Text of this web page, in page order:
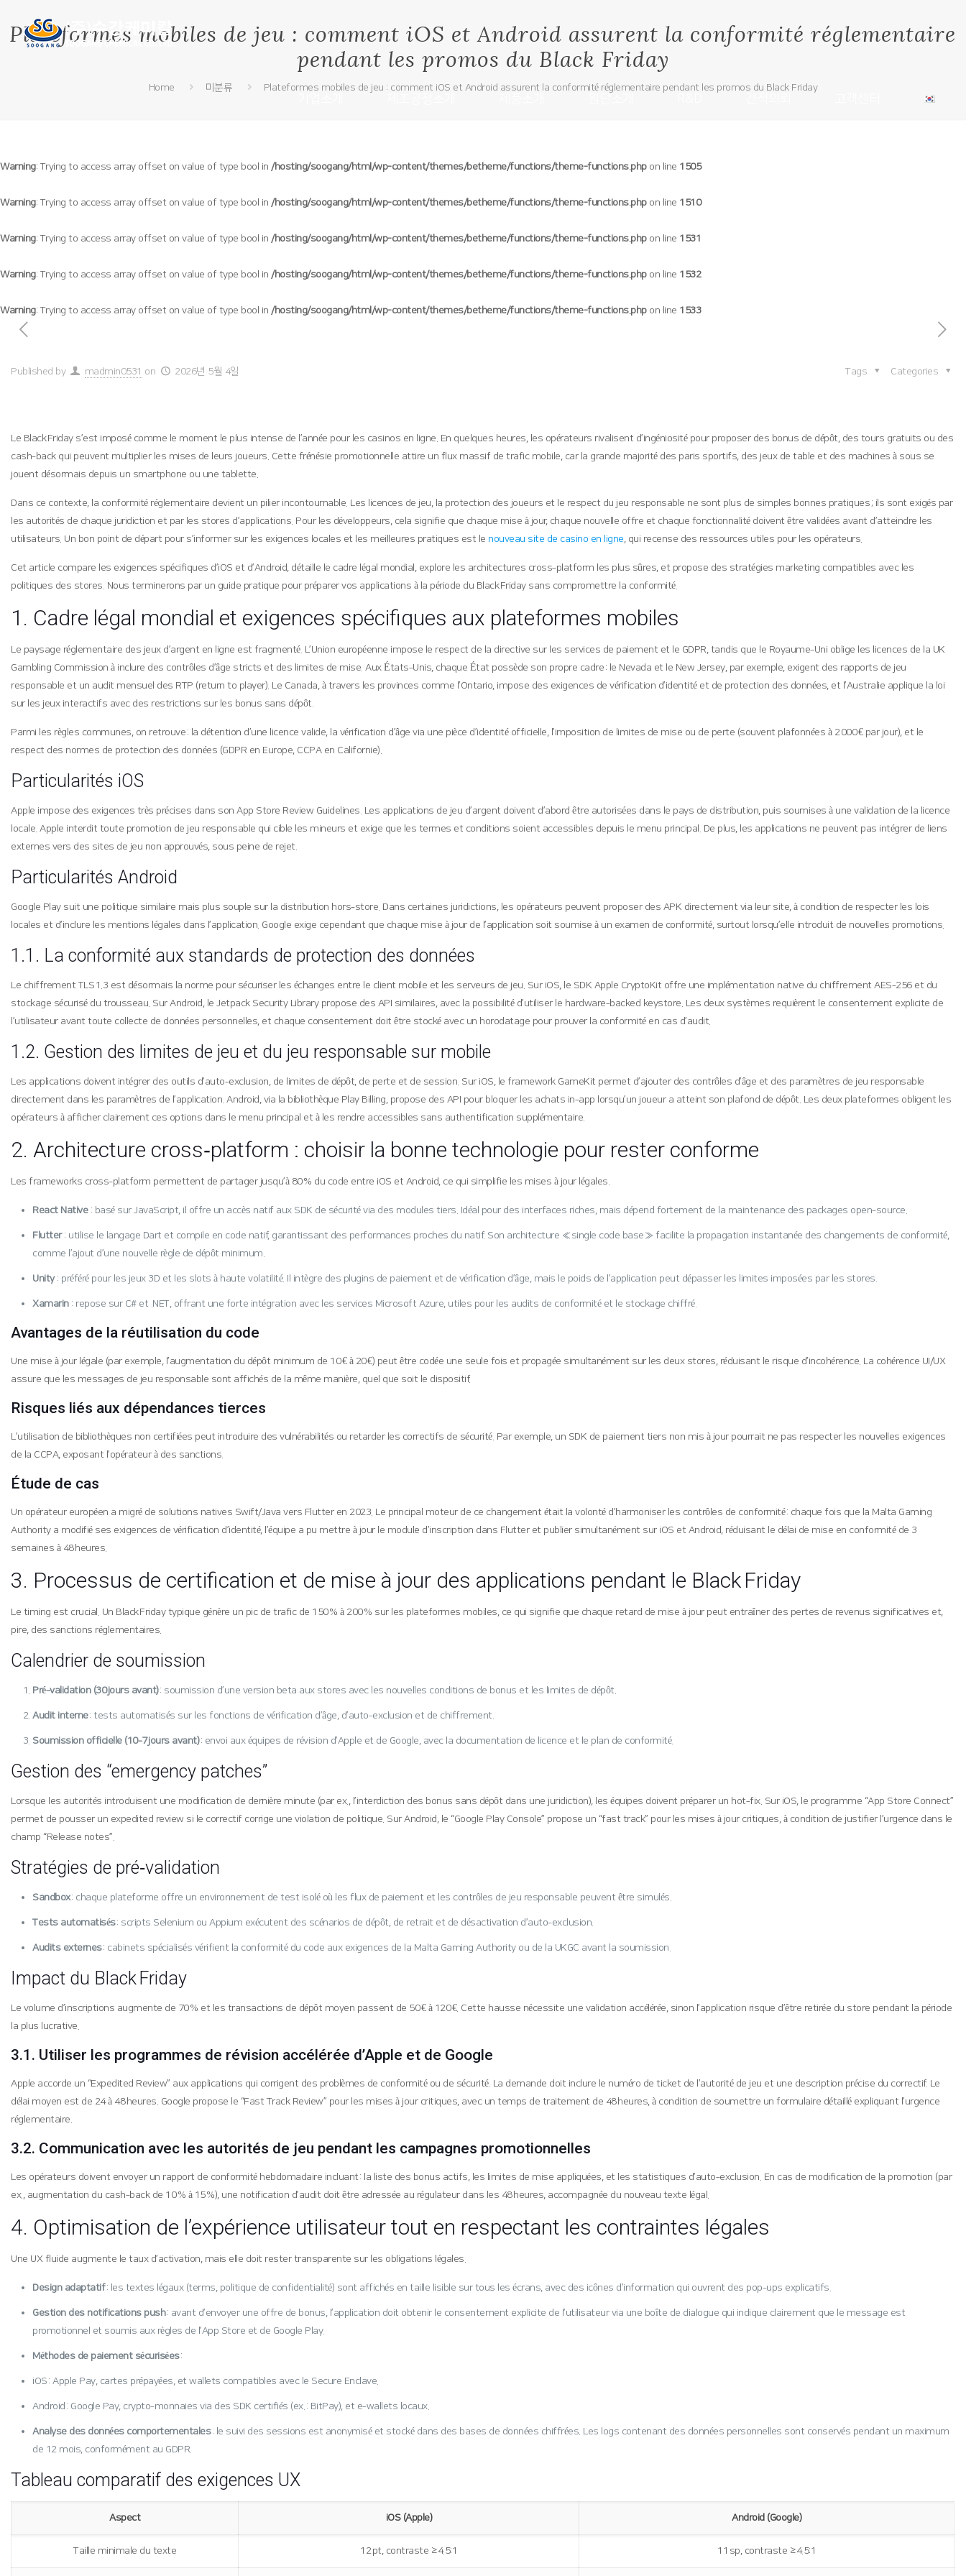
Plateformes mobiles de jeu : comment iOS et Android assurent la conformité réglementaire
pendant les promos du Black Friday
Home 미분류 Plateformes mobiles de jeu : comment iOS et Android assurent la conformité réglementaire pendant les promos du Black Friday
Warning: Trying to access array offset on value of type bool in /hosting/soogang/html/wp-content/themes/betheme/functions/theme-functions.phpon line 1505
Warning: Trying to access array offset on value of type bool in /hosting/soogang/html/wp-content/themes/betheme/functions/theme-functions.phpon line 1510
Warning: Trying to access array offset on value of type bool in /hosting/soogang/html/wp-content/themes/betheme/functions/theme-functions.phpon line 1531
Warning: Trying to access array offset on value of type bool in /hosting/soogang/html/wp-content/themes/betheme/functions/theme-functions.phpon line 1532
Warning: Trying to access array offset on value of type bool in /hosting/soogang/html/wp-content/themes/betheme/functions/theme-functions.phpon line 1533
Published by madmin0531 on 2026년 5월 4일 Categories
Tags
Le Black Friday s’est imposé comme le moment le plus intense de l’année pour les casinos en ligne. En quelques heures, les opérateurs rivalisent d’ingéniosité pour proposer des bonus de dépôt, des tours gratuits ou des
cash‑back qui peuvent multiplier les mises de leurs joueurs. Cette frénésie promotionnelle attire un flux massif de trafic mobile, car la grande majorité des paris sportifs, des jeux de table et des machines à sous se
jouent désormais depuis un smartphone ou une tablette.
Dans ce contexte, la conformité réglementaire devient un pilier incontournable. Les licences de jeu, la protection des joueurs et le respect du jeu responsable ne sont plus de simples bonnes pratiques ; ils sont exigés par
les autorités de chaque juridiction et par les stores d’applications. Pour les développeurs, cela signifie que chaque mise à jour, chaque nouvelle offre et chaque fonctionnalité doivent être validées avant d’atteindre les
utilisateurs. Un bon point de départ pour s’informer sur les exigences locales et les meilleures pratiques est le nouveau site de casino en ligne, qui recense des ressources utiles pour les opérateurs.
Cet article compare les exigences spécifiques d’iOS et d’Android, détaille le cadre légal mondial, explore les architectures cross‑platform les plus sûres, et propose des stratégies marketing compatibles avec les
politiques des stores. Nous terminerons par un guide pratique pour préparer vos applications à la période du Black Friday sans compromettre la conformité.
1. Cadre légal mondial et exigences spécifiques aux plateformes mobiles
Le paysage réglementaire des jeux d’argent en ligne est fragmenté. L’Union européenne impose le respect de la directive sur les services de paiement et le GDPR, tandis que le Royaume‑Uni oblige les licences de la UK
Gambling Commission à inclure des contrôles d’âge stricts et des limites de mise. Aux États‑Unis, chaque État possède son propre cadre : le Nevada et le New Jersey, par exemple, exigent des rapports de jeu
responsable et un audit mensuel des RTP (return to player). Le Canada, à travers les provinces comme l’Ontario, impose des exigences de vérification d’identité et de protection des données, et l’Australie applique la loi
sur les jeux interactifs avec des restrictions sur les bonus sans dépôt.
Parmi les règles communes, on retrouve : la détention d’une licence valide, la vérification d’âge via une pièce d’identité officielle, l’imposition de limites de mise ou de perte (souvent plafonnées à 2 000 € par jour), et le
respect des normes de protection des données (GDPR en Europe, CCPA en Californie).
Particularités iOS
Apple impose des exigences très précises dans son App Store Review Guidelines. Les applications de jeu d’argent doivent d’abord être autorisées dans le pays de distribution, puis soumises à une validation de la licence
locale. Apple interdit toute promotion de jeu responsable qui cible les mineurs et exige que les termes et conditions soient accessibles depuis le menu principal. De plus, les applications ne peuvent pas intégrer de liens
externes vers des sites de jeu non approuvés, sous peine de rejet.
Particularités Android
Google Play suit une politique similaire mais plus souple sur la distribution hors‑store. Dans certaines juridictions, les opérateurs peuvent proposer des APK directement via leur site, à condition de respecter les lois
locales et d’inclure les mentions légales dans l’application. Google exige cependant que chaque mise à jour de l’application soit soumise à un examen de conformité, surtout lorsqu’elle introduit de nouvelles promotions.
1.1. La conformité aux standards de protection des données
Le chiffrement TLS 1.3 est désormais la norme pour sécuriser les échanges entre le client mobile et les serveurs de jeu. Sur iOS, le SDK Apple CryptoKit offre une implémentation native du chiffrement AES‑256 et du
stockage sécurisé du trousseau. Sur Android, le Jetpack Security Library propose des API similaires, avec la possibilité d’utiliser le hardware‑backed keystore. Les deux systèmes requièrent le consentement explicite de
l’utilisateur avant toute collecte de données personnelles, et chaque consentement doit être stocké avec un horodatage pour prouver la conformité en cas d’audit.
1.2. Gestion des limites de jeu et du jeu responsable sur mobile
Les applications doivent intégrer des outils d’auto‑exclusion, de limites de dépôt, de perte et de session. Sur iOS, le framework GameKit permet d’ajouter des contrôles d’âge et des paramètres de jeu responsable
directement dans les paramètres de l’application. Android, via la bibliothèque Play Billing, propose des API pour bloquer les achats in‑app lorsqu’un joueur a atteint son plafond de dépôt. Les deux plateformes obligent les
opérateurs à afficher clairement ces options dans le menu principal et à les rendre accessibles sans authentification supplémentaire.
2. Architecture cross‑platform : choisir la bonne technologie pour rester conforme
Les frameworks cross‑platform permettent de partager jusqu’à 80 % du code entre iOS et Android, ce qui simplifie les mises à jour légales.
React Native: basé sur JavaScript, il offre un accès natif aux SDK de sécurité via des modules tiers. Idéal pour des interfaces riches, mais dépend fortement de la maintenance des packages open‑source.
Flutter: utilise le langage Dart et compile en code natif, garantissant des performances proches du natif. Son architecture « single code base » facilite la propagation instantanée des changements de conformité,
comme l’ajout d’une nouvelle règle de dépôt minimum.
Unity: préféré pour les jeux 3D et les slots à haute volatilité. Il intègre des plugins de paiement et de vérification d’âge, mais le poids de l’application peut dépasser les limites imposées par les stores.
Xamarin: repose sur C# et .NET, offrant une forte intégration avec les services Microsoft Azure, utiles pour les audits de conformité et le stockage chiffré.
Avantages de la réutilisation du code
Une mise à jour légale (par exemple, l’augmentation du dépôt minimum de 10 € à 20 €) peut être codée une seule fois et propagée simultanément sur les deux stores, réduisant le risque d’incohérence. La cohérence UI/UX
assure que les messages de jeu responsable sont affichés de la même manière, quel que soit le dispositif.
Risques liés aux dépendances tierces
L’utilisation de bibliothèques non certifiées peut introduire des vulnérabilités ou retarder les correctifs de sécurité. Par exemple, un SDK de paiement tiers non mis à jour pourrait ne pas respecter les nouvelles exigences
de la CCPA, exposant l’opérateur à des sanctions.
Étude de cas
Un opérateur européen a migré de solutions natives Swift/Java vers Flutter en 2023. Le principal moteur de ce changement était la volonté d’harmoniser les contrôles de conformité : chaque fois que la Malta Gaming
Authority a modifié ses exigences de vérification d’identité, l’équipe a pu mettre à jour le module d’inscription dans Flutter et publier simultanément sur iOS et Android, réduisant le délai de mise en conformité de 3
semaines à 48 heures.
3. Processus de certification et de mise à jour des applications pendant le Black Friday
Le timing est crucial. Un Black Friday typique génère un pic de trafic de 150 % à 200 % sur les plateformes mobiles, ce qui signifie que chaque retard de mise à jour peut entraîner des pertes de revenus significatives et,
pire, des sanctions réglementaires.
Calendrier de soumission
Pré‑validation (30 jours avant): soumission d’une version beta aux stores avec les nouvelles conditions de bonus et les limites de dépôt.
Audit interne: tests automatisés sur les fonctions de vérification d’âge, d’auto‑exclusion et de chiffrement.
Soumission officielle (10‑7 jours avant): envoi aux équipes de révision d’Apple et de Google, avec la documentation de licence et le plan de conformité.
Gestion des “emergency patches”
Lorsque les autorités introduisent une modification de dernière minute (par ex., l’interdiction des bonus sans dépôt dans une juridiction), les équipes doivent préparer un hot‑fix. Sur iOS, le programme “App Store Connect”
permet de pousser un expedited review si le correctif corrige une violation de politique. Sur Android, le “Google Play Console” propose un “fast track” pour les mises à jour critiques, à condition de justifier l’urgence dans le
champ “Release notes”.
Stratégies de pré‑validation
Sandbox: chaque plateforme offre un environnement de test isolé où les flux de paiement et les contrôles de jeu responsable peuvent être simulés.
Tests automatisés: scripts Selenium ou Appium exécutent des scénarios de dépôt, de retrait et de désactivation d’auto‑exclusion.
Audits externes: cabinets spécialisés vérifient la conformité du code aux exigences de la Malta Gaming Authority ou de la UKGC avant la soumission.
Impact du Black Friday
Le volume d’inscriptions augmente de 70 % et les transactions de dépôt moyen passent de 50 € à 120 €. Cette hausse nécessite une validation accélérée, sinon l’application risque d’être retirée du store pendant la période
la plus lucrative.
3.1. Utiliser les programmes de révision accélérée d’Apple et de Google
Apple accorde un “Expedited Review” aux applications qui corrigent des problèmes de conformité ou de sécurité. La demande doit inclure le numéro de ticket de l’autorité de jeu et une description précise du correctif. Le
délai moyen est de 24 à 48 heures. Google propose le “Fast Track Review” pour les mises à jour critiques, avec un temps de traitement de 48 heures, à condition de soumettre un formulaire détaillé expliquant l’urgence
réglementaire.
3.2. Communication avec les autorités de jeu pendant les campagnes promotionnelles
Les opérateurs doivent envoyer un rapport de conformité hebdomadaire incluant : la liste des bonus actifs, les limites de mise appliquées, et les statistiques d’auto‑exclusion. En cas de modification de la promotion (par
ex., augmentation du cash‑back de 10 % à 15 %), une notification d’audit doit être adressée au régulateur dans les 48 heures, accompagnée du nouveau texte légal.
4. Optimisation de l’expérience utilisateur tout en respectant les contraintes légales
Une UX fluide augmente le taux d’activation, mais elle doit rester transparente sur les obligations légales.
Design adaptatif: les textes légaux (terms, politique de confidentialité) sont affichés en taille lisible sur tous les écrans, avec des icônes d’information qui ouvrent des pop‑ups explicatifs.
Gestion des notifications push: avant d’envoyer une offre de bonus, l’application doit obtenir le consentement explicite de l’utilisateur via une boîte de dialogue qui indique clairement que le message est
promotionnel et soumis aux règles de l’App Store et de Google Play.
Méthodes de paiement sécurisées:
iOS : Apple Pay, cartes prépayées, et wallets compatibles avec le Secure Enclave.
Android : Google Pay, crypto‑monnaies via des SDK certifiés (ex. : BitPay), et e‑wallets locaux.
Analyse des données comportementales: le suivi des sessions est anonymisé et stocké dans des bases de données chiffrées. Les logs contenant des données personnelles sont conservés pendant un maximum
de 12 mois, conformément au GDPR.
Tableau comparatif des exigences UX
Aspect iOS (Apple) Android (Google)
Taille minimale du texte 12 pt, contraste ≥ 4.5:1 11 sp, contraste ≥ 4.5:1